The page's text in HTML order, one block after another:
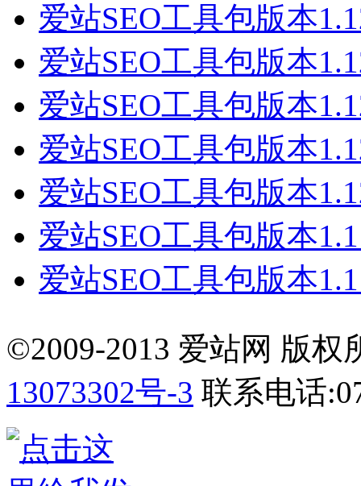
爱站SEO工具包版本
爱站SEO工具包版本
爱站SEO工具包版本
爱站SEO工具包版本
爱站SEO工具包版本
爱站SEO工具包版本
爱站SEO工具包版本
©2009-2013 爱站网 版权
13073302号-3 联系电话